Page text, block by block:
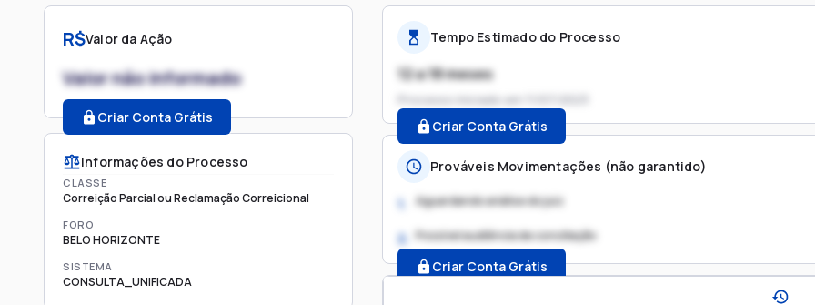
R$Valor da Ação
Valor não informado
Criar Conta Grátis
Informações do Processo
CLASSE
Correição Parcial ou Reclamação Correicional
FORO
BELO HORIZONTE
SISTEMA
CONSULTA_UNIFICADA
Tempo Estimado do Processo
12 a 18 meses
Processo iniciado em
Criar Conta Grátis
Prováveis Movimentações (não garantido)
1. Aguardando análise do juiz
2. Possível audiência de conciliação
Criar Conta Grátis